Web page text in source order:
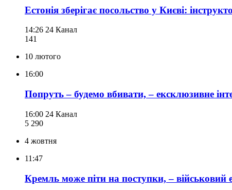
Естонія зберігає посольство у Києві:
14:26 24 Канал
141
10 лютого
16:00
Попруть – будемо вбивати, – ексклюзивне
16:00 24 Канал
5 290
4 жовтня
11:47
Кремль може піти на поступки, – військовий